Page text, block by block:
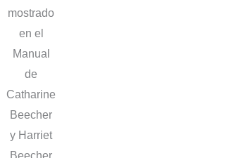
mostrado
en el
Manual
de
Catharine
Beecher
y Harriet